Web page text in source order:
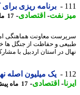
برنامه ریزی برای
نفت-اقتصادی-17 ماه پیش - یکشنبه 19 اسفند 1403، 13:55
معاونت هماهنگی امور
و حفاظت از جنگل ها خط
در استان اردبیل با مشارکت
یک میلیون اصله
-اقتصادی-17 ماه پیش - یکشنبه 19 اسفند 1403، 13:30